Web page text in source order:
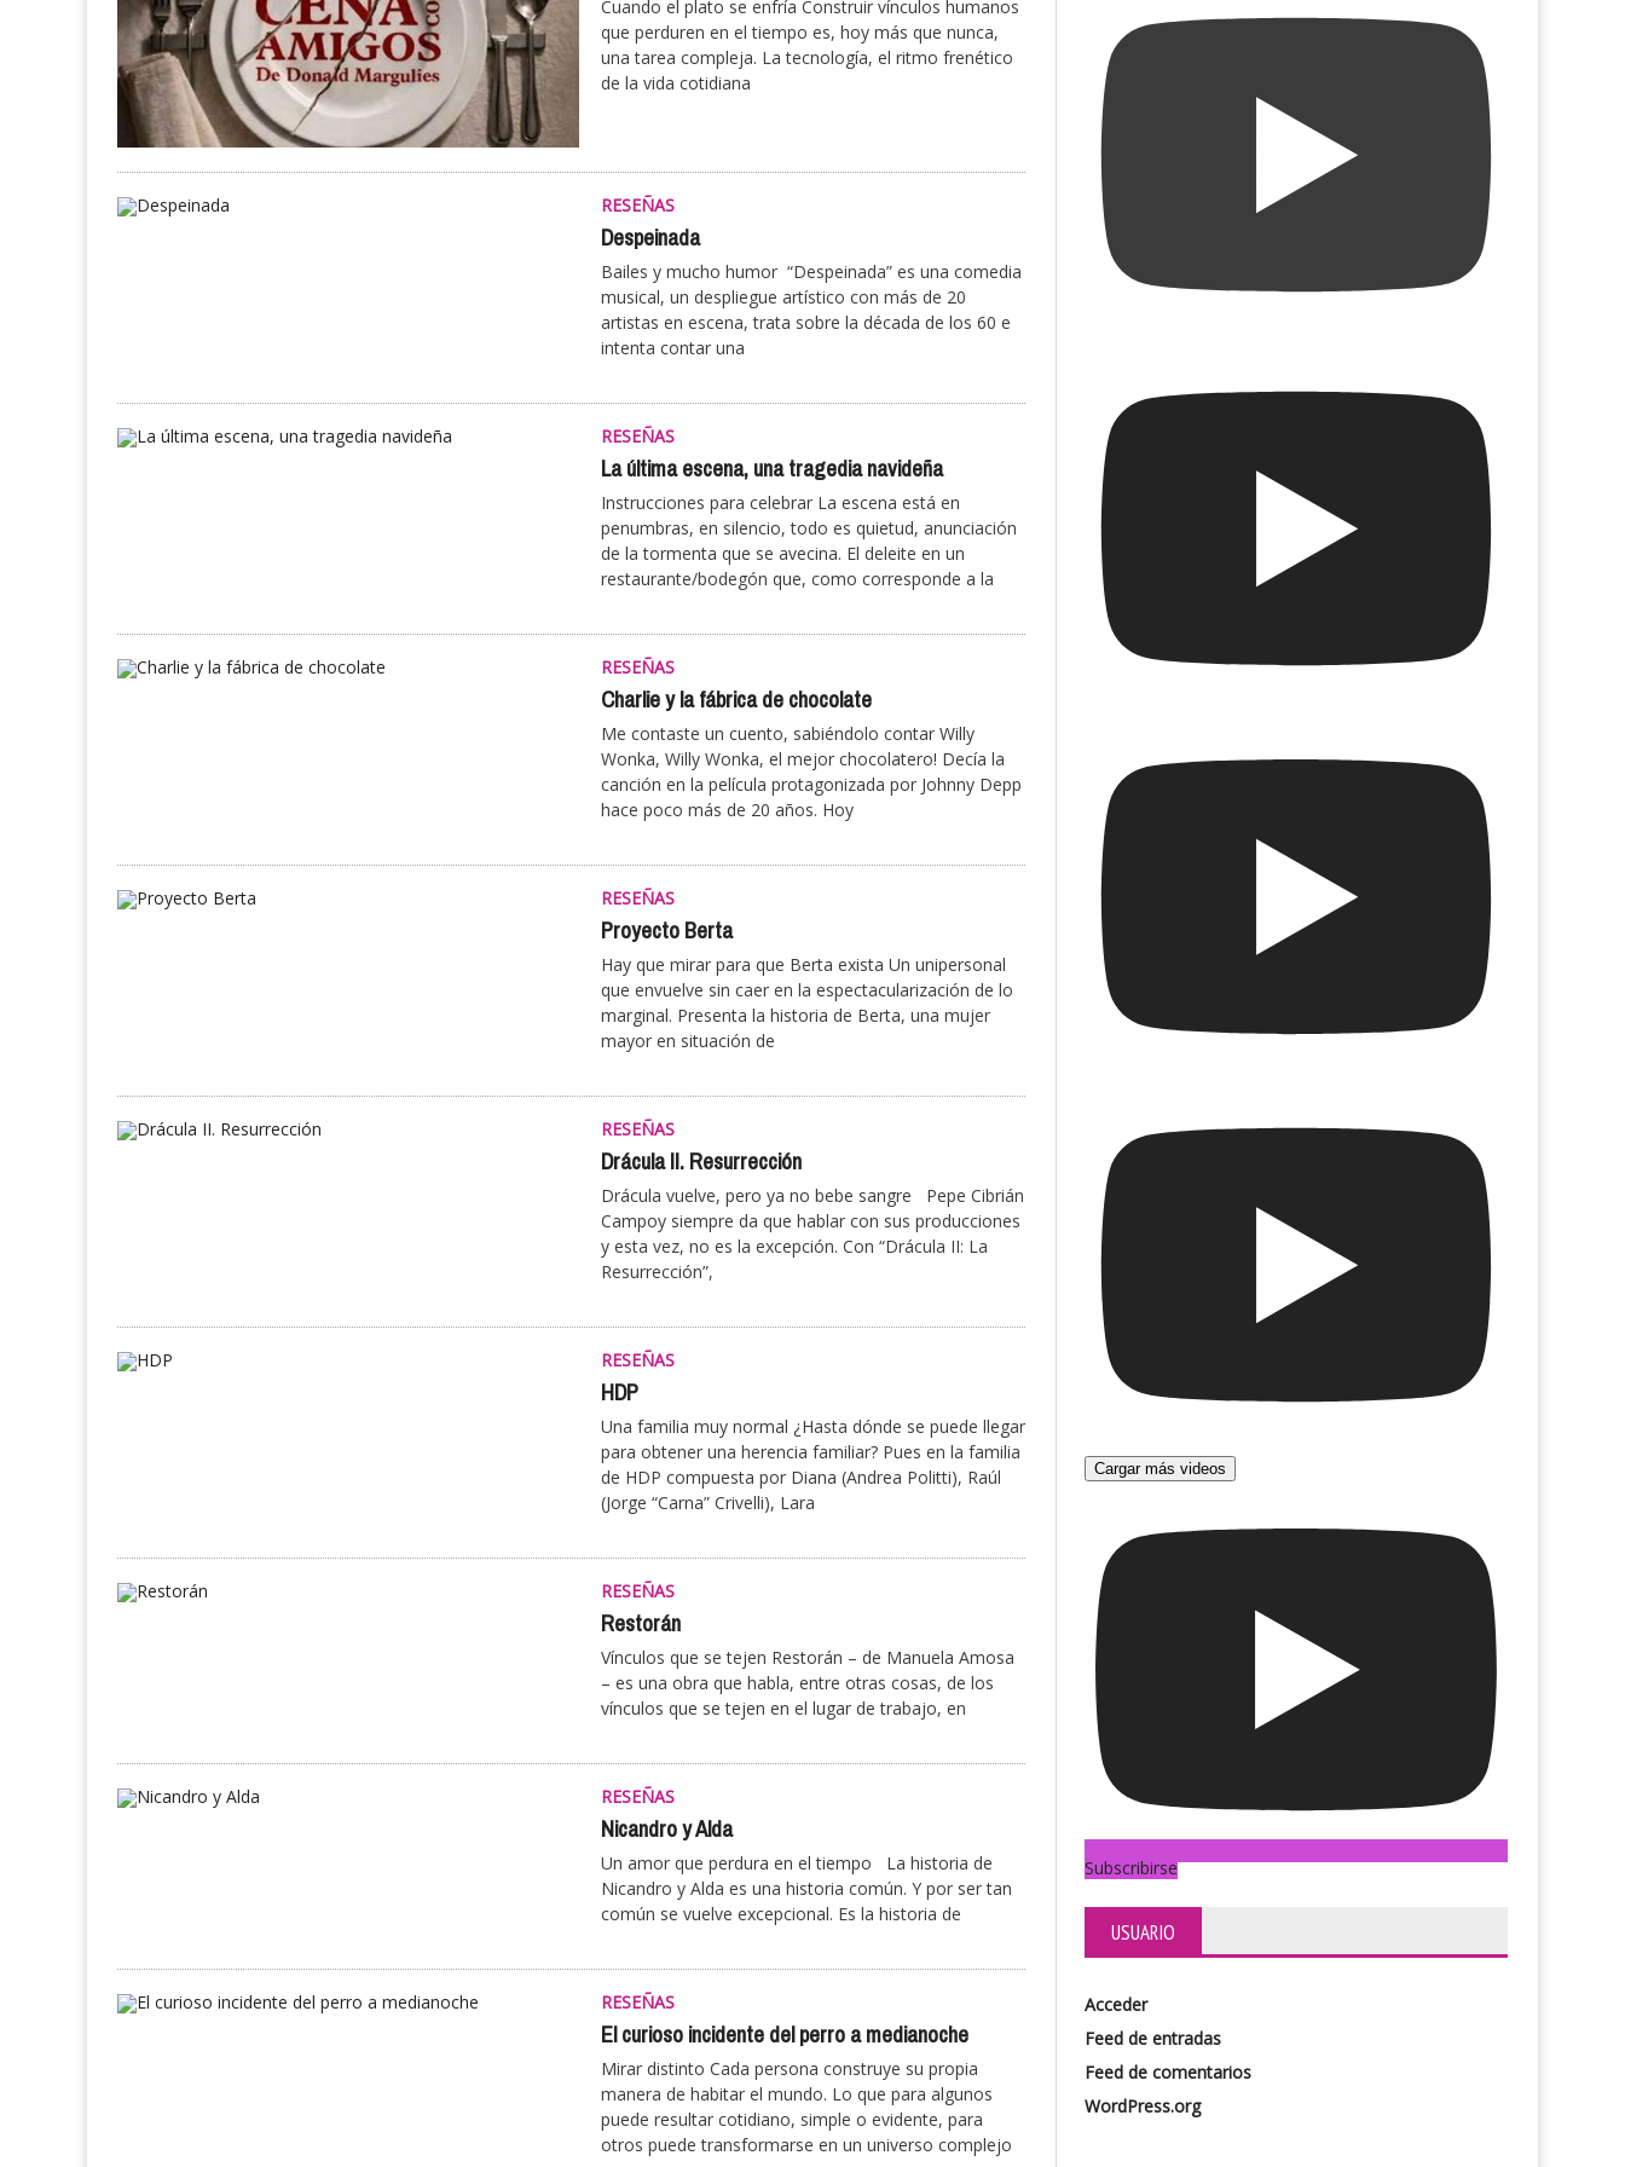
Cuando el plato se enfría Construir vínculos humanos
que perduren en el tiempo es, hoy más que nunca,
una tarea compleja. La tecnología, el ritmo frenético
de la vida cotidiana
RESEÑAS
Despeinada
Bailes y mucho humor “Despeinada” es una comedia
musical, un despliegue artístico con más de 20
artistas en escena, trata sobre la década de los 60 e
intenta contar una
RESEÑAS
La última escena, una tragedia navideña
Instrucciones para celebrar La escena está en
penumbras, en silencio, todo es quietud, anunciación
de la tormenta que se avecina. El deleite en un
restaurante/bodegón que, como corresponde a la
RESEÑAS
Charlie y la fábrica de chocolate
Me contaste un cuento, sabiéndolo contar Willy
Wonka, Willy Wonka, el mejor chocolatero! Decía la
canción en la película protagonizada por Johnny Depp
hace poco más de 20 años. Hoy
RESEÑAS
Proyecto Berta
Hay que mirar para que Berta exista Un unipersonal
que envuelve sin caer en la espectacularización de lo
marginal. Presenta la historia de Berta, una mujer
mayor en situación de
RESEÑAS
Drácula II. Resurrección
Drácula vuelve, pero ya no bebe sangre Pepe Cibrián
Campoy siempre da que hablar con sus producciones
y esta vez, no es la excepción. Con “Drácula II: La
Resurrección”,
RESEÑAS
HDP
Una familia muy normal ¿Hasta dónde se puede llegar
para obtener una herencia familiar? Pues en la familia
de HDP compuesta por Diana (Andrea Politti), Raúl
(Jorge “Carna” Crivelli), Lara
RESEÑAS
Restorán
Vínculos que se tejen Restorán – de Manuela Amosa
– es una obra que habla, entre otras cosas, de los
vínculos que se tejen en el lugar de trabajo, en
RESEÑAS
Nicandro y Alda
Un amor que perdura en el tiempo La historia de
Nicandro y Alda es una historia común. Y por ser tan
común se vuelve excepcional. Es la historia de
RESEÑAS
El curioso incidente del perro a medianoche
Mirar distinto Cada persona construye su propia
manera de habitar el mundo. Lo que para algunos
puede resultar cotidiano, simple o evidente, para
otros puede transformarse en un universo complejo
Cargar más videos
Subscribirse
USUARIO
Acceder
Feed de entradas
Feed de comentarios
WordPress.org